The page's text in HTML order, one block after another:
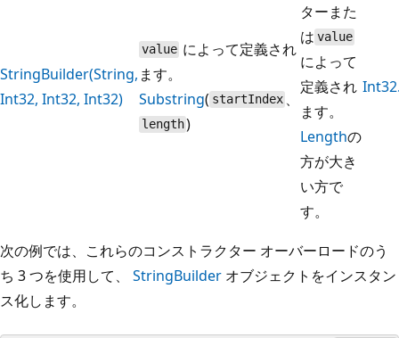
StringBuilder(String,
Int32, Int32, Int32)
value によって定義され
ます。
Substring( startIndex 、
length)
ターまた
は value
によって
定義され
ます。
Lengthの
方が大き
い方で
す。
次の例では、これらのコンストラクター オーバーロードのう
ち 3 つを使用して、 StringBuilder オブジェクトをインスタン
ス化します。